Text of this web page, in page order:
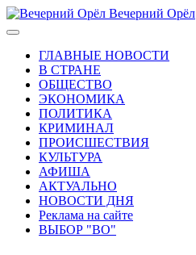
Вечерний Орёл
ГЛАВНЫЕ НОВОСТИ
В СТРАНЕ
ОБЩЕСТВО
ЭКОНОМИКА
ПОЛИТИКА
КРИМИНАЛ
ПРОИСШЕСТВИЯ
КУЛЬТУРА
АФИША
АКТУАЛЬНО
НОВОСТИ ДНЯ
Реклама на сайте
ВЫБОР "ВО"